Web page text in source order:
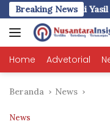
Langsung
ke
konten
Breaking News
Ini Seminar
Home Advetorial
Beranda News
News